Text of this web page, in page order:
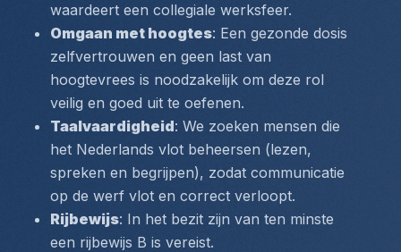
waardeert een collegiale werksfeer.
Omgaan met hoogtes: Een gezonde dosis
zelfvertrouwen en geen last van
hoogtevrees is noodzakelijk om deze rol
veilig en goed uit te oefenen.
Taalvaardigheid: We zoeken mensen die
het Nederlands vlot beheersen (lezen,
spreken en begrijpen), zodat communicatie
op de werf vlot en correct verloopt.
Rijbewijs: In het bezit zijn van ten minste
een rijbewijs B is vereist.